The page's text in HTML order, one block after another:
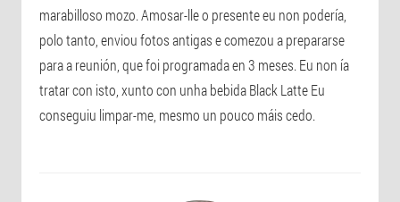
marabilloso mozo. Amosar-lle o presente eu non podería,
polo tanto, enviou fotos antigas e comezou a prepararse
para a reunión, que foi programada en 3 meses. Eu non ía
tratar con isto, xunto con unha bebida Black Latte Eu
conseguiu limpar-me, mesmo un pouco máis cedo.